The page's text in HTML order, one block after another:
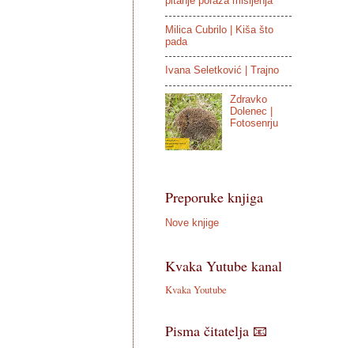
Milica Cubrilo | Kiša što
pada
Ivana Seletković | Trajno
Zdravko
Dolenec |
Fotosenrju
Preporuke knjiga
Nove knjige
Kvaka Yutube kanal
Kvaka Youtube
Pisma čitatelja 📧